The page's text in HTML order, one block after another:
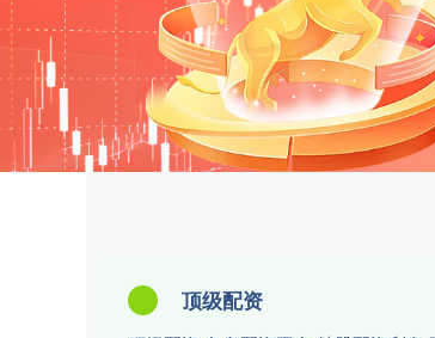
顶级配资